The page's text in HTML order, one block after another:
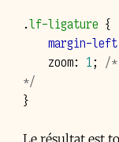
.lf-ligature {
margin-left
zoom: 1; /*
*/
}
Le résultat est